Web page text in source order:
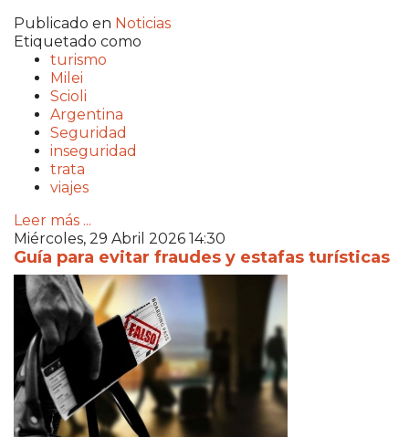
Publicado en Noticias
Etiquetado como
turismo
Milei
Scioli
Argentina
Seguridad
inseguridad
trata
viajes
Leer más ...
Miércoles, 29 Abril 2026 14:30
Guía para evitar fraudes y estafas turísticas